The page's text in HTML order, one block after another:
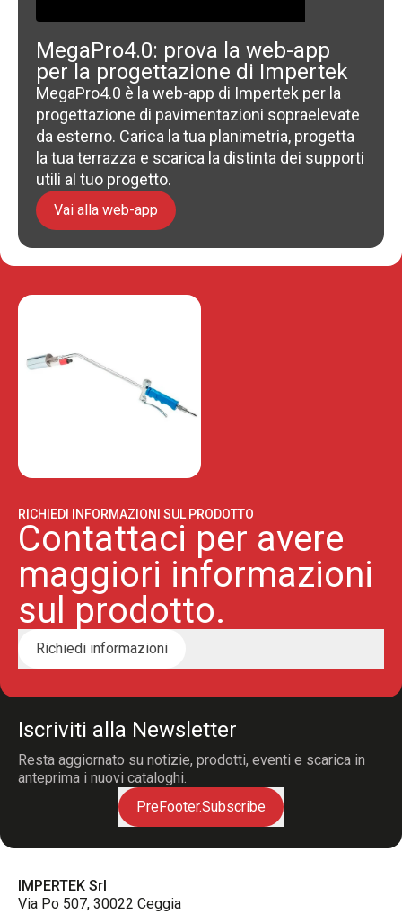
MegaPro4.0: prova la web-app
per la progettazione di Impertek
MegaPro4.0 è la web-app di Impertek per la
progettazione di pavimentazioni sopraelevate
da esterno. Carica la tua planimetria, progetta
la tua terrazza e scarica la distinta dei supporti
utili al tuo progetto.
Vai alla web-app
RICHIEDI INFORMAZIONI SUL PRODOTTO
Contattaci per avere
maggiori informazioni
sul prodotto.
Richiedi informazioni
Iscriviti alla Newsletter
Resta aggiornato su notizie, prodotti, eventi e scarica in
anteprima i nuovi cataloghi.
PreFooter.Subscribe
IMPERTEK Srl
Via Po 507, 30022 Ceggia